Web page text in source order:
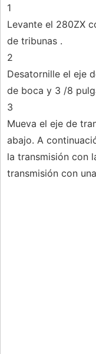
1
Levante el 280ZX
de tribunas .
2
Desatornille el eje
de boca y 3 /8
3
Mueva el eje de
abajo. A
la transmisión con
transmisión con